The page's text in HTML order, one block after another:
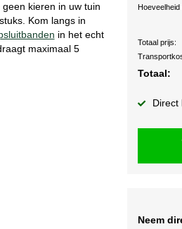
kieren in uw tuin
Kom langs in
in het echt
maximaal 5
Hoeveelheid
Totaal prijs:
Totaal:
Direct
Neem